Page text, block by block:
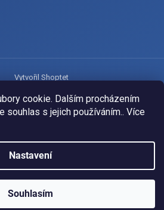
cookie. Dalším procházením
souhlas s jejich používáním.. Více
Nastavení
Souhlasím
Vytvořil Shoptet
. Všechna práva vyhrazena.